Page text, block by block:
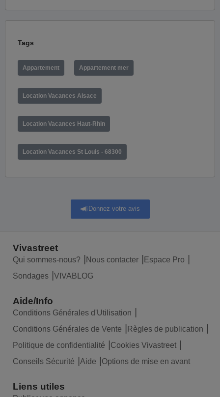
Tags
Appartement Appartement mer
Location Vacances Alsace
Location Vacances Haut-Rhin
Location Vacances St Louis - 68300
Donnez votre avis
Vivastreet
Qui sommes-nous? Nous contacter
Espace Pro
Sondages
VIVABLOG
Aide/Info
Conditions Générales d'Utilisation
Conditions Générales de Vente
Règles de publication
Politique de confidentialité
Cookies Vivastreet
Conseils Sécurité
Aide Options de mise en avant
Liens utiles